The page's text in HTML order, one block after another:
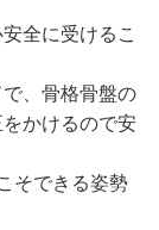
全に受けるこ
、骨格骨盤の
かけるので安
そできる姿勢